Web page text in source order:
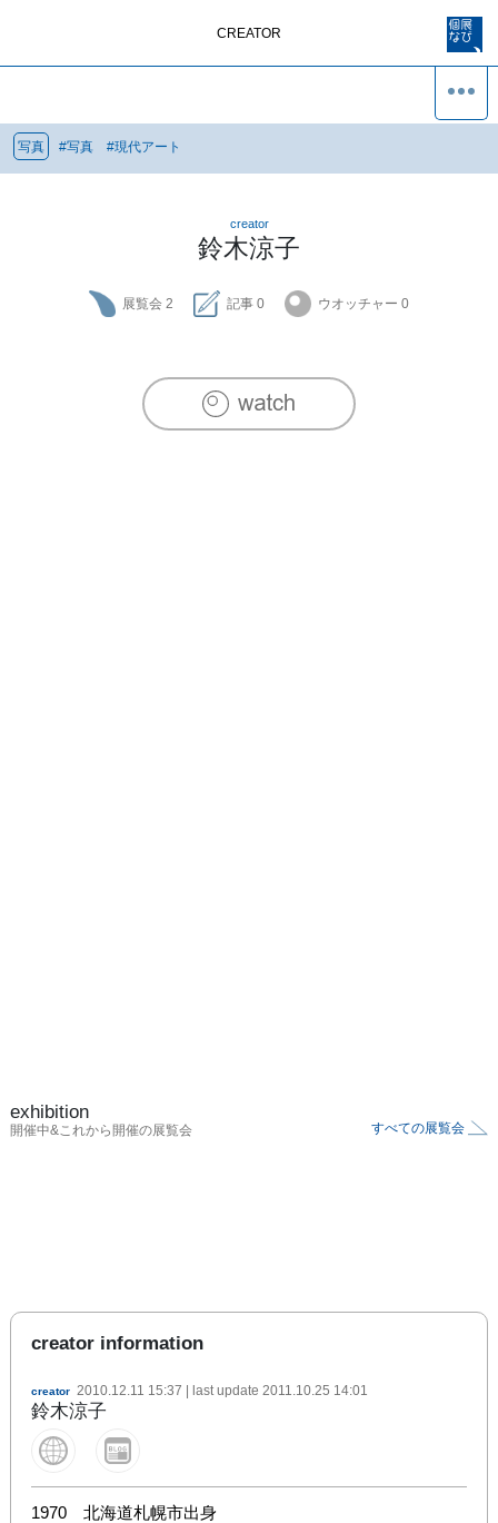
CREATOR
写真 #写真 #現代アート
creator
鈴木涼子
展覧会 2 記事 0 ウオッチャー 0
exhibition
開催中&これから開催の展覧会 すべての展覧会
creator information
creator 2010.12.11 15:37 | last update 2011.10.25 14:01
鈴木涼子
1970　北海道札幌市出身